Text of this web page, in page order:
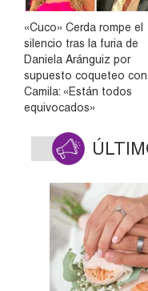
«Cuco» Cerda rompe el
silencio tras la furia de
Daniela Aránguiz por
supuesto coqueteo con
Camila: «Están todos
equivocados»